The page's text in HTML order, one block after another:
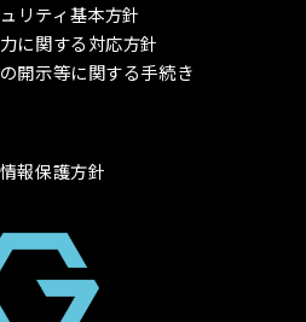
リティ基本方針
に関する対応方針
開示等に関する手続き
報保護方針